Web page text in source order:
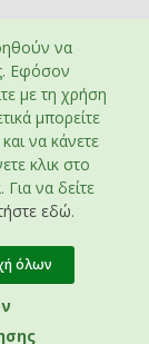
να
Εφόσον
με τη χρήση
μπορείτε
να κάνετε
κλικ στο
να δείτε
εδώ.
όλων